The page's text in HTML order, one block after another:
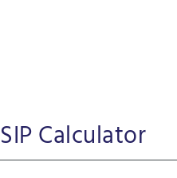
SIP Calculator